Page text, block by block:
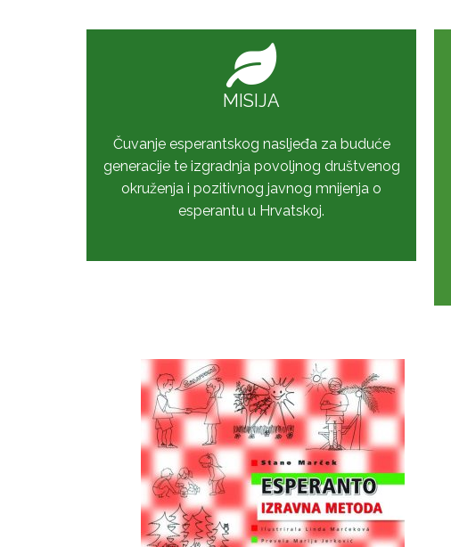
MISIJA
Čuvanje esperantskog nasljeđa za buduće
generacije te izgradnja povoljnog društvenog
okruženja i pozitivnog javnog mnijenja o
esperantu u Hrvatskoj.